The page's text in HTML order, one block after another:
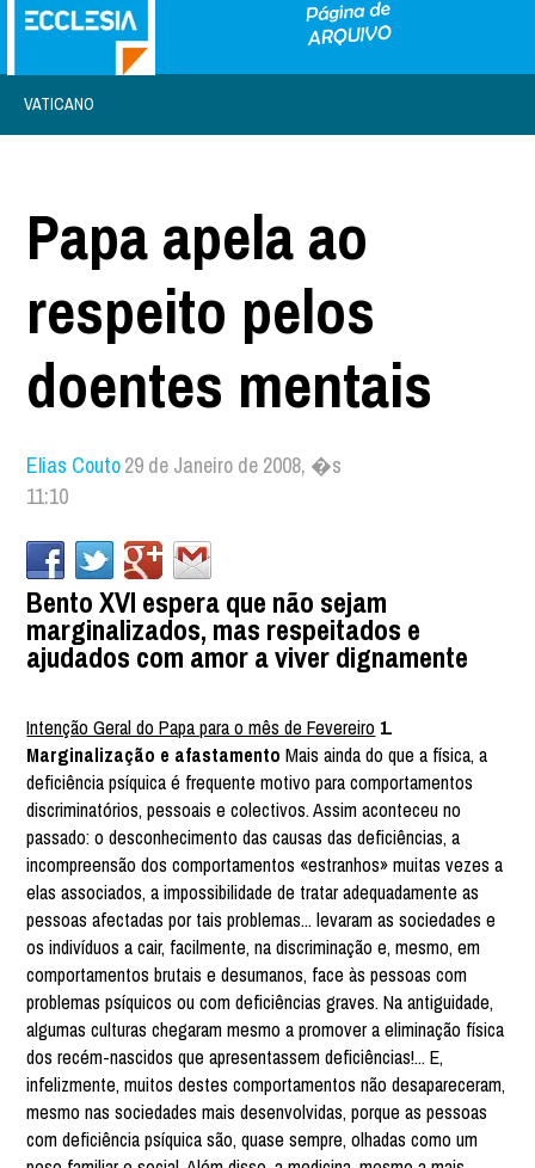
VATICANO
Papa apela ao
respeito pelos
doentes mentais
Elias Couto29 de Janeiro de 2008, �s
11:10
Bento XVI espera que não sejam
marginalizados, mas respeitados e
ajudados com amor a viver dignamente
Intenção Geral do Papa para o mês de Fevereiro 1.
Marginalização e afastamento Mais ainda do que a física, a
deficiência psíquica é frequente motivo para comportamentos
discriminatórios, pessoais e colectivos. Assim aconteceu no
passado: o desconhecimento das causas das deficiências, a
incompreensão dos comportamentos «estranhos» muitas vezes a
elas associados, a impossibilidade de tratar adequadamente as
pessoas afectadas por tais problemas... levaram as sociedades e
os indivíduos a cair, facilmente, na discriminação e, mesmo, em
comportamentos brutais e desumanos, face às pessoas com
problemas psíquicos ou com deficiências graves. Na antiguidade,
algumas culturas chegaram mesmo a promover a eliminação física
dos recém-nascidos que apresentassem deficiências!... E,
infelizmente, muitos destes comportamentos não desapareceram,
mesmo nas sociedades mais desenvolvidas, porque as pessoas
com deficiência psíquica são, quase sempre, olhadas como um